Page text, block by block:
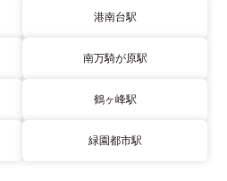
港南台駅
南万騎が原駅
鶴ヶ峰駅
緑園都市駅